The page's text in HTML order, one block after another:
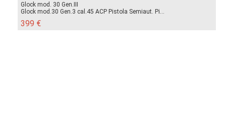
Glock mod. 30 Gen.III
Glock mod.30 Gen.3 cal.45 ACP Pistola Semiaut. Pi...
399 €